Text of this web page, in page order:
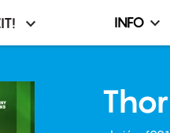
Infó,
INFO